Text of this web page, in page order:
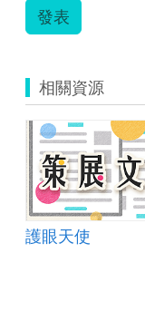
發表
相關資源
護眼天使